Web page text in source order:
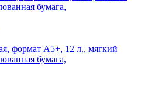
формат А5+, 12 л., мягкий
бумага,